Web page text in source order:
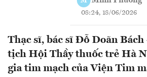
08:24, 18/06/2026
Thạc sĩ, bác sĩ Đỗ Doãn Bách
tịch Hội Thầy thuốc trẻ Hà
gia tim mạch của Viện Tim